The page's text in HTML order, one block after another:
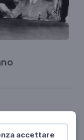
accettare
anche di